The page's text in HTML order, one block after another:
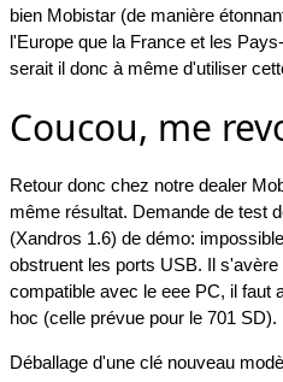
bien Mobistar (de manière
l'Europe que la France et les
serait il donc à même d'utiliser
Coucou, me
Retour donc chez notre dealer
même résultat. Demande de test
(Xandros 1.6) de démo:
obstruent les ports USB. Il
compatible avec le eee PC, il faut
hoc (celle prévue pour le 701 SD).
Déballage d'une clé nouveau